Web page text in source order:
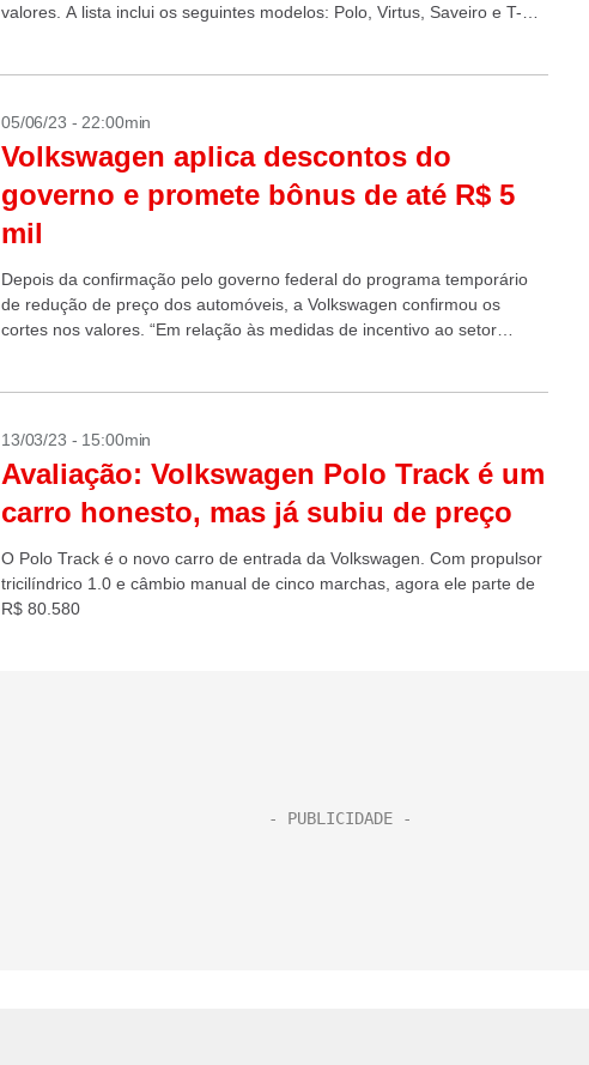
valores. A lista inclui os seguintes modelos: Polo, Virtus, Saveiro e T-
05/06/23 - 22:00min
Volkswagen aplica descontos do
governo e promete bônus de até R$ 5
mil
Depois da confirmação pelo governo federal do programa temporário
de redução de preço dos automóveis, a Volkswagen confirmou os
cortes nos valores. “Em relação às medidas de incentivo ao setor
13/03/23 - 15:00min
Avaliação: Volkswagen Polo Track é um
carro honesto, mas já subiu de preço
O Polo Track é o novo carro de entrada da Volkswagen. Com propulsor
tricilíndrico 1.0 e câmbio manual de cinco marchas, agora ele parte de
R$ 80.580